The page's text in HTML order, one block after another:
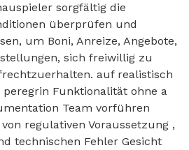
sorgfältig die
überprüfen und
um Boni, Anreize, Angebote,
sich freiwillig zu
auf realistisch
Funktionalität ohne a
Team vorführen
regulativen Voraussetzung ,
technischen Fehler Gesicht